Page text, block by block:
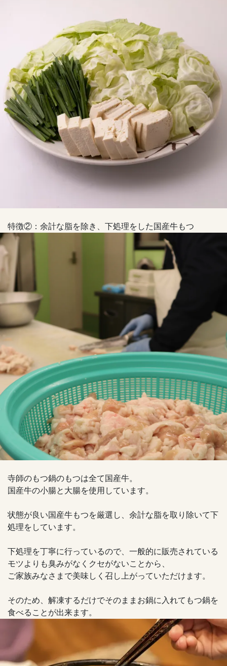
特徴②：余計な脂を除き、下処理をした国産牛もつ
寺師のもつ鍋のもつは全て国産牛。
国産牛の小腸と大腸を使用しています。
状態が良い国産牛もつを厳選し、余計な脂を取り除いて下
処理をしています。
下処理を丁寧に行っているので、一般的に販売されている
モツよりも臭みがなくクセがないことから、
ご家族みなさまで美味しく召し上がっていただけます。
そのため、解凍するだけでそのままお鍋に入れてもつ鍋を
食べることが出来ます。